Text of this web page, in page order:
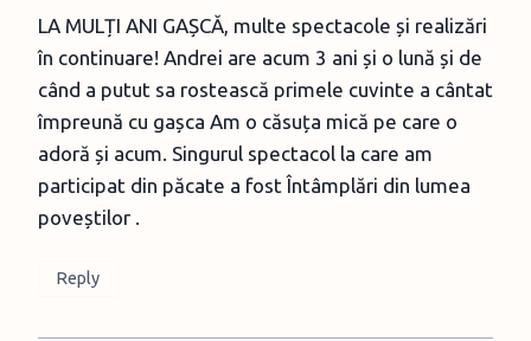
LA MULȚI ANI GAȘCĂ, multe spectacole și realizări
în continuare! Andrei are acum 3 ani și o lună și de
când a putut sa rostească primele cuvinte a cântat
împreună cu gașca Am o căsuța mică pe care o
adoră și acum. Singurul spectacol la care am
participat din păcate a fost Întâmplări din lumea
poveștilor .
Reply